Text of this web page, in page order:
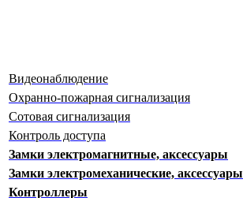
Видеонаблюдение
Охранно-пожарная сигнализация
Сотовая сигнализация
Контроль доступа
Замки электромагнитные, аксессуары
Замки электромеханические, аксессуары
Контроллеры